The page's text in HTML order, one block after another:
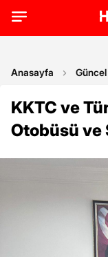
Anasayfa Güncel
KKTC ve
Otobüsü ve